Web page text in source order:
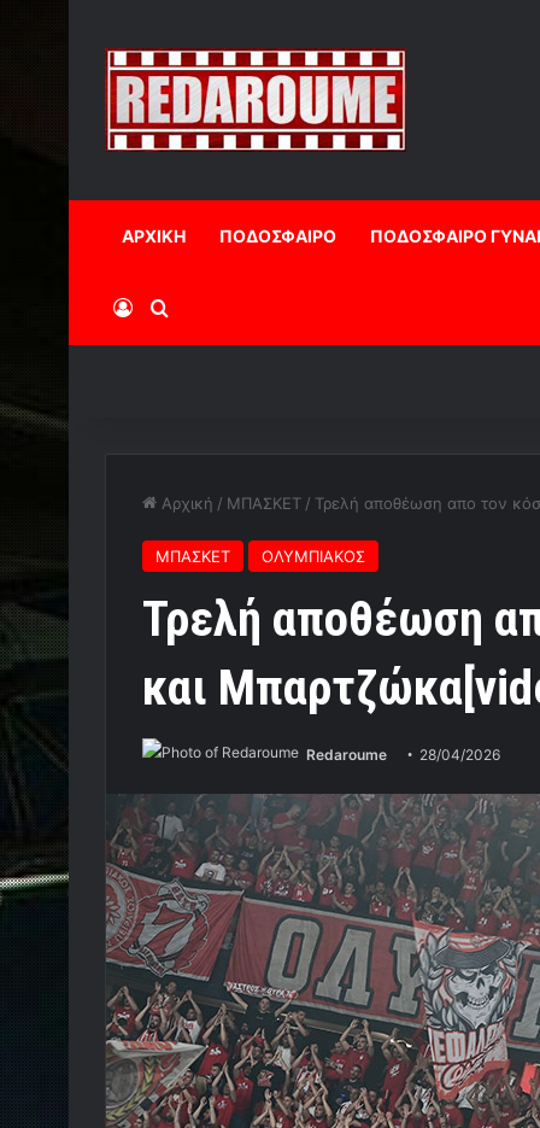
ΑΡΧΙΚΗ ΠΟΔΟΣΦΑΙΡΟ ΠΟΔΟΣΦΑΙΡΟ
Log InΑναζήτηση
Αρχική / ΜΠΑΣΚΕΤ / Τρελή αποθέωση απο τον
ΜΠΑΣΚΕΤ ΟΛΥΜΠΙΑΚΟΣ
Τρελή αποθέωση
και
Redaroume 28/04/2026